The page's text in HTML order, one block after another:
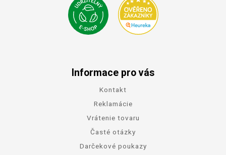
Informace pro vás
Kontakt
Reklamácie
Vrátenie tovaru
Časté otázky
Darčekové poukazy